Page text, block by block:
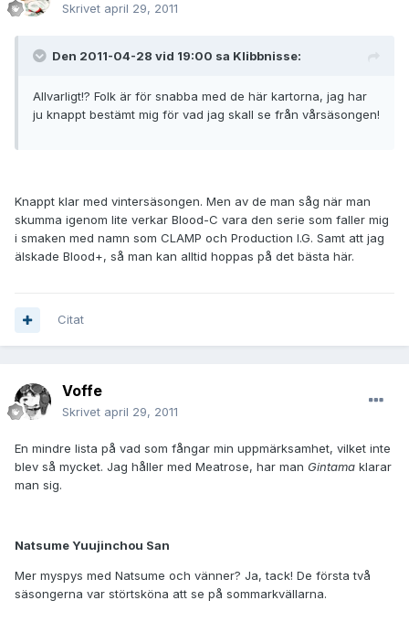
Skrivet april 29, 2011
Den 2011-04-28 vid 19:00 sa Klibbnisse:
Allvarligt!? Folk är för snabba med de här kartorna, jag har
ju knappt bestämt mig för vad jag skall se från vårsäsongen!
Knappt klar med vintersäsongen. Men av de man såg när man
skumma igenom lite verkar Blood-C vara den serie som faller mig
i smaken med namn som CLAMP och Production I.G. Samt att jag
älskade Blood+, så man kan alltid hoppas på det bästa här.
Citat
Voffe
Skrivet april 29, 2011
En mindre lista på vad som fångar min uppmärksamhet, vilket inte
blev så mycket. Jag håller med Meatrose, har man Gintama klarar
man sig.
Natsume Yuujinchou San
Mer myspys med Natsume och vänner? Ja, tack! De första två
säsongerna var störtsköna att se på sommarkvällarna.